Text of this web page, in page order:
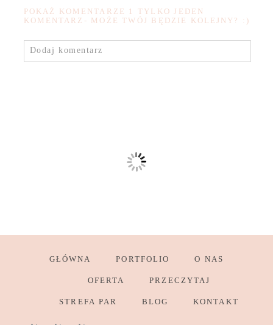
POKAŻ KOMENTARZE
1 TYLKO JEDEN
KOMENTARZ- MOŻE TWÓJ BĘDZIE KOLEJNY? :)
Dodaj komentarz
GŁÓWNA PORTFOLIO O NAS
OFERTA PRZECZYTAJ
STREFA PAR BLOG KONTAKT